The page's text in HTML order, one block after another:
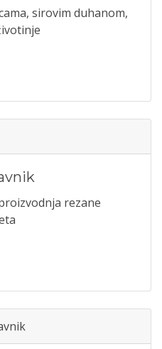
sirovim duhanom,
rezane